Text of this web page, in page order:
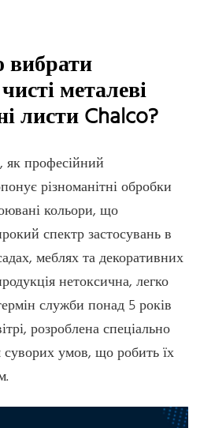
вибрати
металеві
листи Chalco?
професійний
різноманітні обробки
кольори, що
спектр застосувань в
меблях та декоративних
нетоксична, легко
служби понад 5 років
розроблена спеціально
умов, що робить їх